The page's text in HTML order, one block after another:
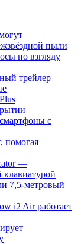
пыли
по взгляду
трейлер
с
помогая
—
7,5-метровый
i2 Air работает